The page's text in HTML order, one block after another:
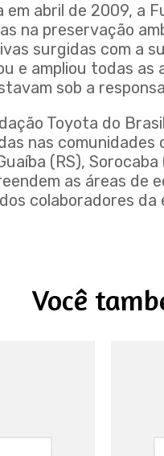
em abril de 2009, a
na preservação
surgidas com a
e ampliou todas as
sob a
Toyota do
nas comunidades
(RS),
as áreas de
colaboradores
Você